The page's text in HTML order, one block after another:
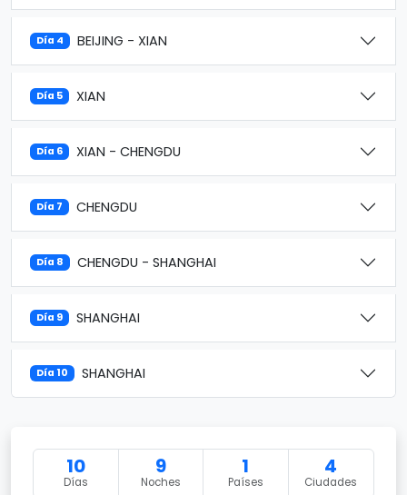
Día 4 BEIJING - XIAN
Día 5 XIAN
Día 6 XIAN - CHENGDU
Día 7 CHENGDU
Día 8 CHENGDU - SHANGHAI
Día 9 SHANGHAI
Día 10 SHANGHAI
10
Días
9
Noches
1
Países
4
Ciudades